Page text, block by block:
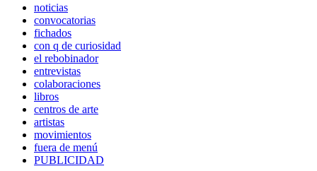
noticias
convocatorias
fichados
con q de curiosidad
el rebobinador
entrevistas
colaboraciones
libros
centros de arte
artistas
movimientos
fuera de menú
PUBLICIDAD